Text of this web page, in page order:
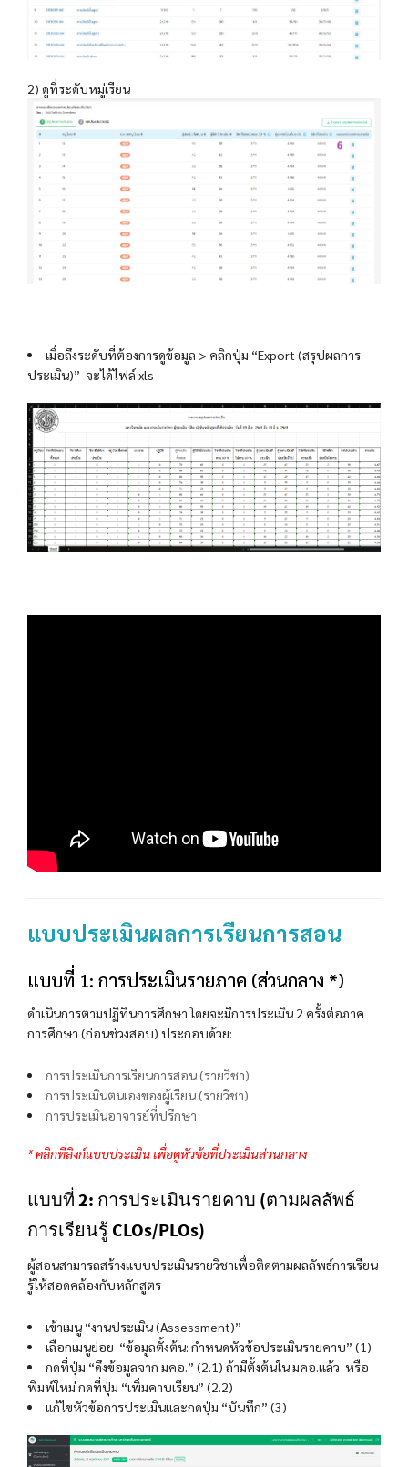
2) ดูที่ระดับหมู่เรียน
เมื่อถึงระดับที่ต้องการดูข้อมูล > คลิกปุ่ม “Export (สรุปผลการ
ประเมิน)” จะได้ไฟล์ xls
แบบประเมินผลการเรียนการสอน
แบบที่ 1: การประเมินรายภาค (ส่วนกลาง *)
ดำเนินการตามปฏิทินการศึกษา โดยจะมีการประเมิน 2 ครั้งต่อภาค
การศึกษา (ก่อนช่วงสอบ) ประกอบด้วย:
การประเมินการเรียนการสอน (รายวิชา)
การประเมินตนเองของผู้เรียน (รายวิชา)
การประเมินอาจารย์ที่ปรึกษา
* คลิกที่ลิงก์แบบประเมิน เพื่อดูหัวข้อที่ประเมินส่วนกลาง
แบบที่ 2: การประเมินรายคาบ (ตามผลลัพธ์
การเรียนรู้ CLOs/PLOs)
ผู้สอนสามารถสร้างแบบประเมินรายวิชาเพื่อติดตามผลลัพธ์การเรียน
รู้ให้สอดคล้องกับหลักสูตร
เข้าเมนู “งานประเมิน (Assessment)”
เลือกเมนูย่อย “ข้อมูลตั้งต้น: กำหนดหัวข้อประเมินรายคาบ” (1)
กดที่ปุ่ม “ดึงข้อมูลจาก มคอ.” (2.1) ถ้ามีตั้งต้นใน มคอ.แล้ว หรือ
พิมพ์ใหม่ กดที่ปุ่ม “เพิ่มคาบเรียน” (2.2)
แก้ไขหัวข้อการประเมินและกดปุ่ม “บันทึก” (3)